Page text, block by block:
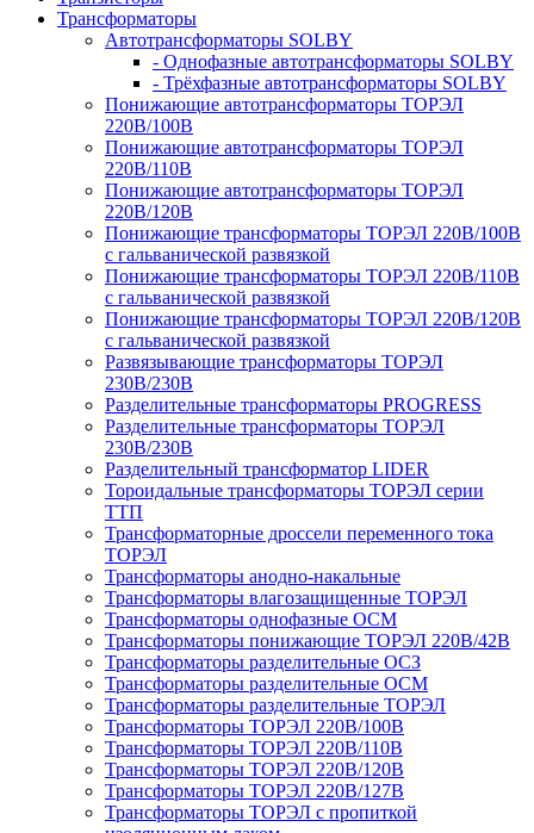
Трансформаторы
Автотрансформаторы SOLBY
- Однофазные автотрансформаторы SOLBY
- Трёхфазные автотрансформаторы SOLBY
Понижающие автотрансформаторы ТОРЭЛ
220В/100В
Понижающие автотрансформаторы ТОРЭЛ
220В/110В
Понижающие автотрансформаторы ТОРЭЛ
220В/120В
Понижающие трансформаторы ТОРЭЛ 220В/100В
с гальванической развязкой
Понижающие трансформаторы ТОРЭЛ 220В/110В
с гальванической развязкой
Понижающие трансформаторы ТОРЭЛ 220В/120В
с гальванической развязкой
Развязывающие трансформаторы ТОРЭЛ
230В/230В
Разделительные трансформаторы PROGRESS
Разделительные трансформаторы ТОРЭЛ
230В/230В
Разделительный трансформатор LIDER
Тороидальные трансформаторы ТОРЭЛ серии
ТТП
Трансформаторные дроссели переменного тока
ТОРЭЛ
Трансформаторы анодно-накальные
Трансформаторы влагозащищенные ТОРЭЛ
Трансформаторы однофазные ОСМ
Трансформаторы понижающие ТОРЭЛ 220В/42В
Трансформаторы разделительные ОСЗ
Трансформаторы разделительные ОСМ
Трансформаторы разделительные ТОРЭЛ
Трансформаторы ТОРЭЛ 220В/100В
Трансформаторы ТОРЭЛ 220В/110В
Трансформаторы ТОРЭЛ 220В/120В
Трансформаторы ТОРЭЛ 220В/127В
Трансформаторы ТОРЭЛ с пропиткой